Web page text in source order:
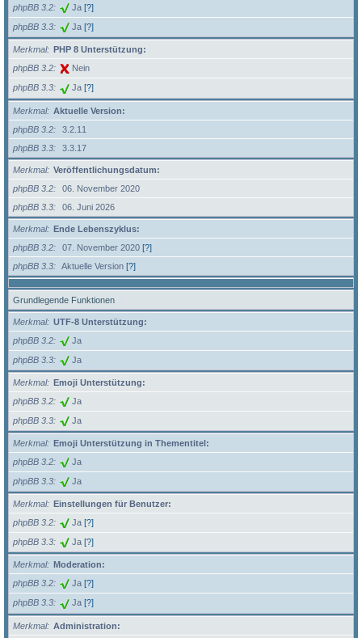
phpBB 3.2
Ja [?]
phpBB 3.3 Ja [?]
Merkmal
PHP 8 Unterstützung:
phpBB 3.2
Nein
phpBB 3.3 Ja [?]
Merkmal
Aktuelle Version:
phpBB 3.2
3.2.11
phpBB 3.3
3.3.17
Merkmal
Veröffentlichungsdatum:
phpBB 3.2
06. November 2020
phpBB 3.3
06. Juni 2026
Merkmal
Ende Lebenszyklus:
phpBB 3.2
07. November 2020 [?]
phpBB 3.3
Aktuelle Version [?]
Grundlegende Funktionen
Merkmal
UTF-8 Unterstützung:
phpBB 3.2
Ja
phpBB 3.3 Ja
Merkmal
Emoji Unterstützung:
phpBB 3.2
Ja
phpBB 3.3 Ja
Merkmal
Emoji Unterstützung in Thementitel:
phpBB 3.2
Ja
phpBB 3.3 Ja
Merkmal
Einstellungen für Benutzer:
phpBB 3.2
Ja [?]
phpBB 3.3 Ja [?]
Merkmal
Moderation:
phpBB 3.2
Ja [?]
phpBB 3.3 Ja [?]
Merkmal
Administration: